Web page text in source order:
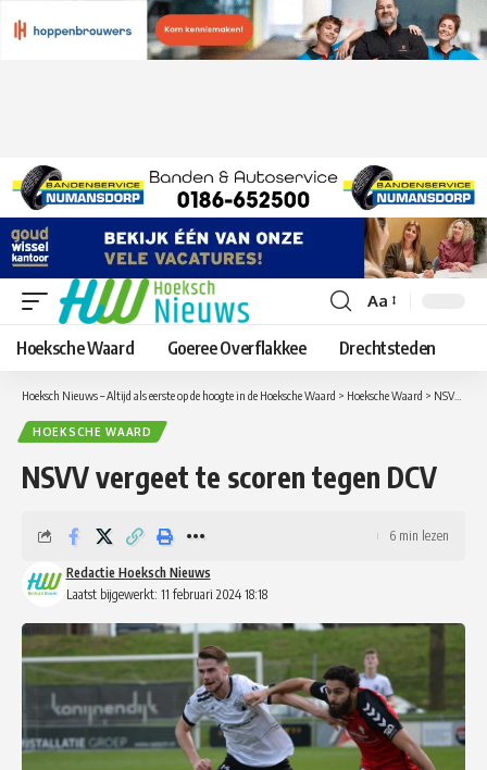
Lettergrootte
aanpassen
Aa
Hoeksche Waard Goeree Overflakkee Drechtsteden
Hoeksch Nieuws – Altijd als eerste op de hoogte in de Hoeksche Waard > Hoeksche Waard > NSVV vergeet te scoren tegen DCV
HOEKSCHE WAARD
NSVV vergeet te scoren tegen DCV
Laatst bijgewerkt: 11 februari 2024 18:18
Redactie Hoeksch Nieuws
6 min lezen